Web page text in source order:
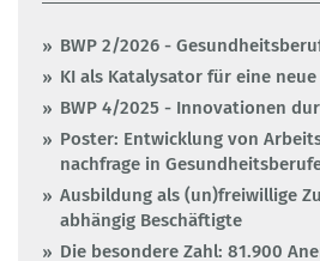
BWP 2/2026 -
KI als Katalysator für eine
BWP 4/2025 - Innovationen
Poster: Entwicklung von
nachfrage in
Ausbildung als (un)freiwillige
abhängig Beschäftigte
Die besondere Zahl: 81.900